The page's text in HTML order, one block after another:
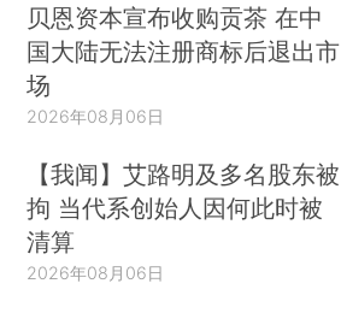
贝恩资本宣布收购贡茶 在中
国大陆无法注册商标后退出市
场
2026年08月06日
【我闻】艾路明及多名股东被
拘 当代系创始人因何此时被
清算
2026年08月06日